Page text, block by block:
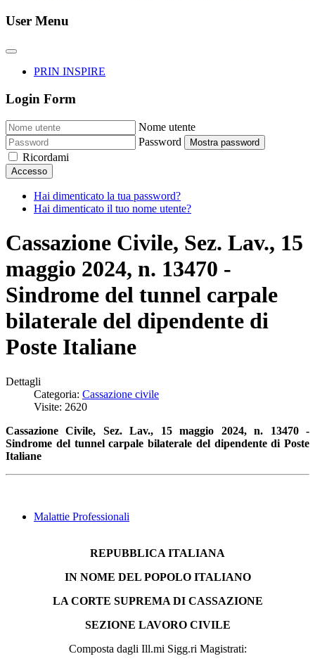
User Menu
PRIN INSPIRE
Login Form
Nome utente
Password
Mostra password
Ricordami
Accesso
Hai dimenticato la tua password?
Hai dimenticato il tuo nome utente?
Cassazione Civile, Sez. Lav., 15
maggio 2024, n. 13470 -
Sindrome del tunnel carpale
bilaterale del dipendente di
Poste Italiane
Dettagli
Categoria: Cassazione civile
Visite: 2620
Cassazione Civile, Sez. Lav., 15 maggio 2024, n. 13470 -
Sindrome del tunnel carpale bilaterale del dipendente di Poste
Italiane
Malattie Professionali
REPUBBLICA ITALIANA
IN NOME DEL POPOLO ITALIANO
LA CORTE SUPREMA DI CASSAZIONE
SEZIONE LAVORO CIVILE
Composta dagli Ill.mi Sigg.ri Magistrati: